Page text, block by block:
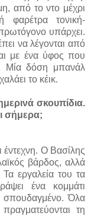
από το ντο μέχρι
τονική-
υπάρχει.
να λέγονται από
με ένα ύφος που
Μία δόση μπανάλ
το κέικ.
σκουπίδια.
σήμερα;
έντεχνη. Ο Βασίλης
βάρδος, αλλά
εργαλεία του τα
ένα κομμάτι
σπουδαγμένο. Όλα
τη